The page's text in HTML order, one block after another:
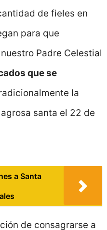
de fieles en
para que
Padre Celestial
que se
la
santa el 22 de
a Santa
de consagrarse a